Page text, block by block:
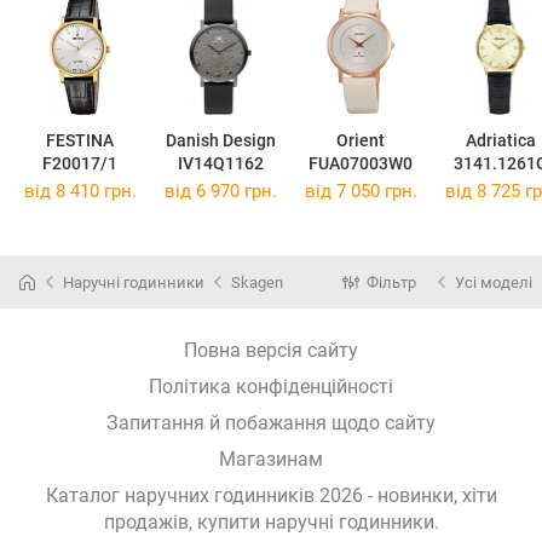
FESTINA
F20017/1
Danish Design
IV14Q1162
Orient
FUA07003W0
Adriatica
від 8 410 грн. від 6 970 грн. від 7 050 грн. від 8 725
Наручні годинники Skagen Фільтр Усі моделі
Повна версія сайту
Політика конфіденційності
Запитання й побажання щодо сайту
Магазинам
Каталог наручних годинників 2026 - новинки, хіти
продажів, купити наручні годинники.